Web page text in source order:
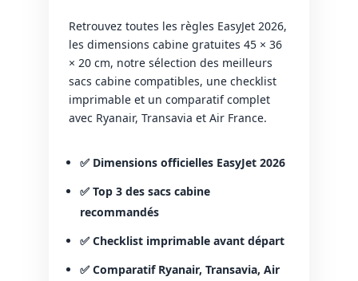
Retrouvez toutes les règles EasyJet 2026,
les dimensions cabine gratuites 45 × 36
× 20 cm, notre sélection des meilleurs
sacs cabine compatibles, une checklist
imprimable et un comparatif complet
avec Ryanair, Transavia et Air France.
✅ Dimensions officielles EasyJet 2026
✅ Top 3 des sacs cabine
recommandés
✅ Checklist imprimable avant départ
✅ Comparatif Ryanair, Transavia, Air